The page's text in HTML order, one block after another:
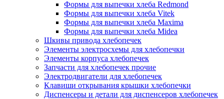
Формы для выпечки хлеба Redmond
Формы для выпечки хлеба Vitek
Формы для выпечки хлеба Maxima
Формы для выпечки хлеба Midea
Шкивы привода хлебопечек
Элементы электросхемы для хлебопечки
Элементы корпуса хлебопечек
Запчасти для хлебопечек прочие
Электродвигатели для хлебопечек
Клавиши открывания крышки хлебопечки
Диспенсеры и детали для диспенсеров хлебопечек